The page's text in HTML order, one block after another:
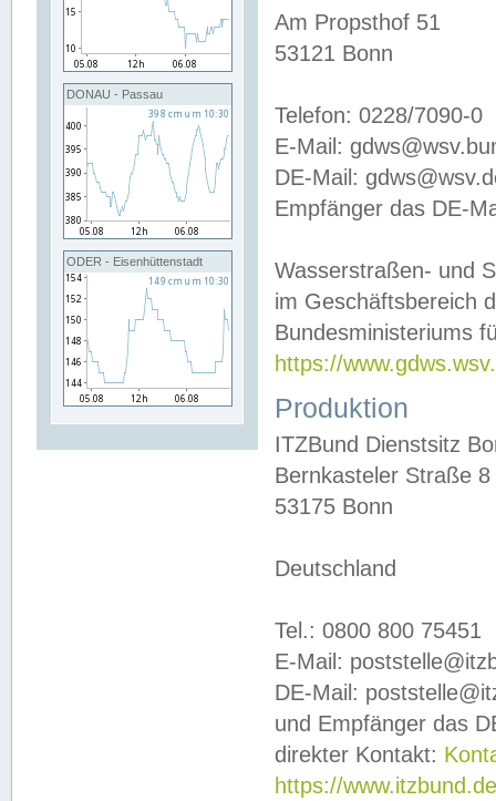
DONAU - Passau
ODER - Eisenhüttenstadt
Am Propsthof 51
53121 Bonn
Telefon: 0228/7090-0
E-Mail:
DE-Mail:
Empfänger das DE-
Wasserstraßen- und
im Geschäftsbereich
Bundesministeriums
https://
Produktion
ITZBund Dienstsitz
Bernkasteler Straße 8
53175 Bonn
Deutschland
Tel.: 0800 800 75451
E-Mail:
DE-Mail:
und Empfänger das
direkter Kontakt:
https://